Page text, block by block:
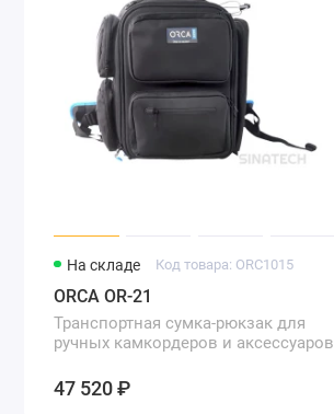
На складе Код товара: ORC1015
ORCA OR-21
Транспортная сумка-рюкзак для
ручных камкордеров и аксессуаров
47 520 ₽